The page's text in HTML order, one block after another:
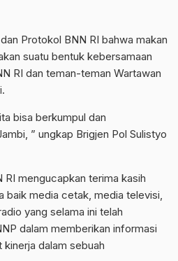
Protokol BNN RI bahwa makan
suatu bentuk kebersamaan
RI dan teman-teman Wartawan
bisa berkumpul dan
” ungkap Brigjen Pol Sulistyo
RI mengucapkan terima kasih
baik media cetak, media televisi,
yang selama ini telah
dalam memberikan informasi
dalam sebuah